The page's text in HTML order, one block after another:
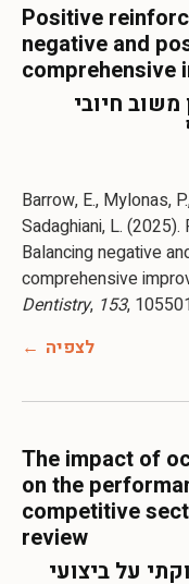
Positive
negative and
comprehensive
משוב חיובי
Barrow, E., Mylonas,
Sadaghiani, L.
Balancing negative
comprehensive
Dentistry, 153,
לצפיה
The impact of
on the
competitive
review
על ביצועי